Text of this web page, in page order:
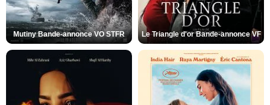
Mutiny Bande-annonce VO STFR Le Triangle d'or Bande-annonce VF